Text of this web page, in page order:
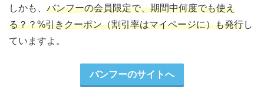
しかも、 バンフーの会員限定で、期間中何度でも使え
る？？%引きクーポン（割引率はマイページに）も発行し
ていますよ。
バンフーのサイトへ